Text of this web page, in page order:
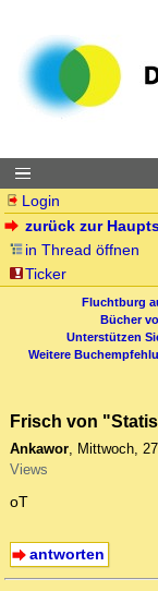
Login
zurück zur
in Thread öffnen
Ticker
Fluchtburg
Bücher
Unterstützen
Weitere
Frisch von
Ankawor, Mittwoch,
Views
oT
antworten